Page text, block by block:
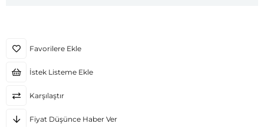
Favorilere Ekle
İstek Listeme Ekle
Karşılaştır
Fiyat Düşünce Haber Ver